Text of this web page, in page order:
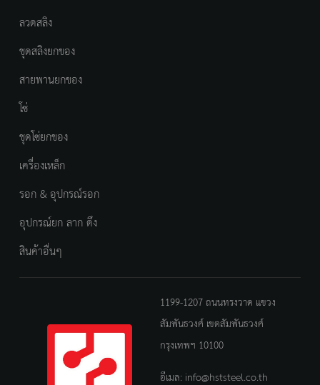
ลวดสลิง
ชุดสลิงยกของ
สายพานยกของ
โซ่
ชุดโซ่ยกของ
เครื่องเหล็ก
รอก & อุปกรณ์รอก
อุปกรณ์ยก ลาก ดึง
สินค้าอื่นๆ
1199-1207 ถนนทรงวาด แขวง
สัมพันธวงศ์ เขตสัมพันธวงศ์
กรุงเทพฯ 10100
อีเมล: info@hststeel.co.th